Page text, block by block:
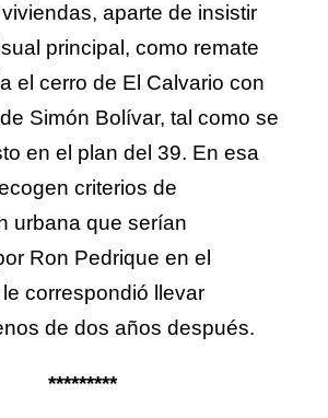
aparte de insistir
principal, como remate
el cerro de El Calvario con
de Simón Bolívar, tal como se
en el plan del 39. En esa
criterios de
urbana que serían
Ron Pedrique en el
correspondió llevar
de dos años después.
*********